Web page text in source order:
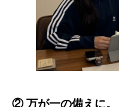
② 万が一の備えに。